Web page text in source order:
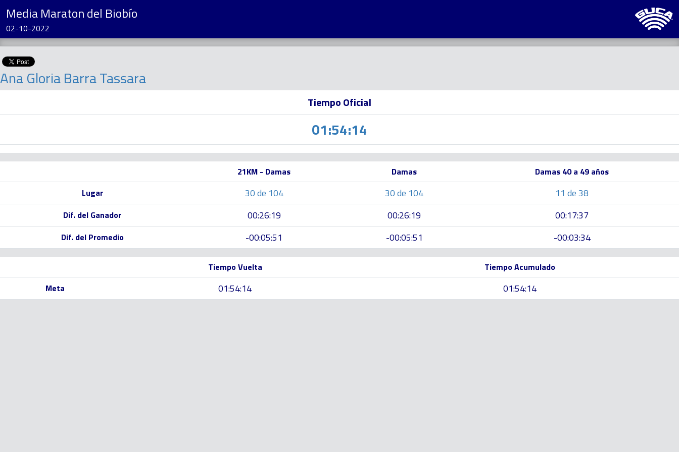
Media Maraton del Biobío
02-10-2022
Ana Gloria Barra Tassara
Tiempo Oficial
01:54:14
21KM - Damas Damas
Damas 40 a 49 años
Lugar
30 de 104 30 de 104 11 de 38
Dif. del Ganador 00:26:19 00:26:19 00:17:37
Dif. del Promedio -00:05:51 -00:05:51 -00:03:34
Tiempo Vuelta
Tiempo Acumulado
Meta
01:54:14 01:54:14